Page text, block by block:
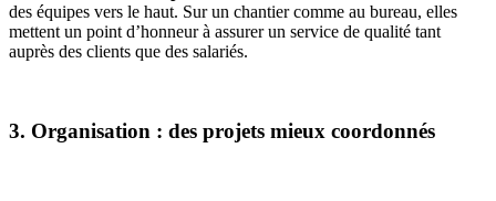
des équipes vers le haut. Sur un chantier comme au bureau, elles
mettent un point d’honneur à assurer un service de qualité tant
auprès des clients que des salariés.
3. Organisation : des projets mieux coordonnés